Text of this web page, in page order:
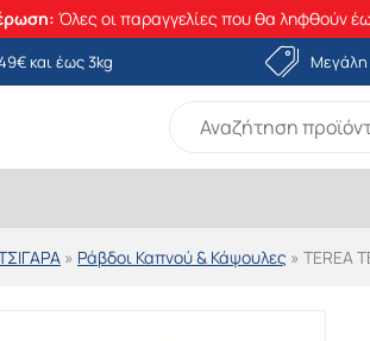
Όλες οι παραγγελίες που θα ληφθούν
και έως 3kg Μεγάλη
» Ράβδοι Καπνού & Κάψουλες » TEREA